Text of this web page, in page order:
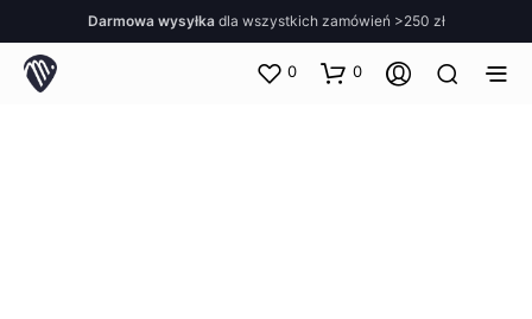
Darmowa wysyłka dla wszystkich zamówień >250 zł
0 0